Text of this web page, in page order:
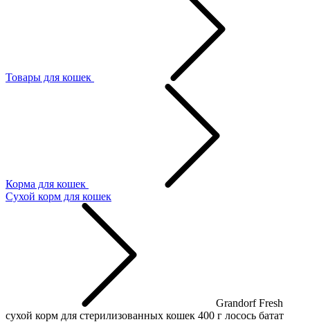
Товары для кошек
Корма для кошек
Сухой корм для кошек
Grandorf Fresh
сухой корм для стерилизованных кошек 400 г лосось батат